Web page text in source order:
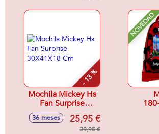
- 13 %
Mochila Mickey Hs
Fan Surprise
30X41X18 Cm
36 meses 25,95 €
29,95 €
NOVEDAD